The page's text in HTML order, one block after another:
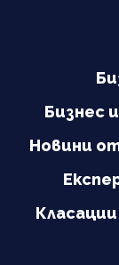
Бизнес
Новини
Класации